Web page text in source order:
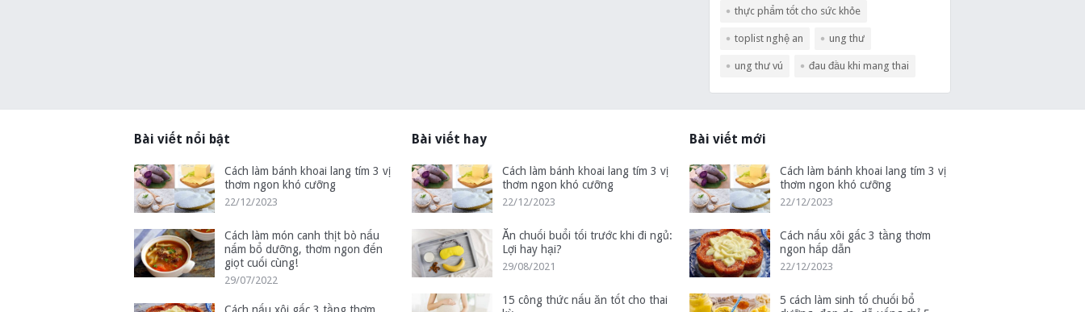
thực phẩm tốt cho sức khỏe
toplist nghệ an ung thư
ung thư vú đau đầu khi mang thai
Bài viết nổi bật
Cách làm bánh khoai lang tím 3 vị
thơm ngon khó cưỡng
22/12/2023
Cách làm món canh thịt bò nấu
nấm bổ dưỡng, thơm ngon đến
giọt cuối cùng!
29/07/2022
Bài viết hay
Cách làm bánh khoai lang tím 3 vị
thơm ngon khó cưỡng
22/12/2023
Ăn chuối buổi tối trước khi đi ngủ:
Lợi hay hại?
29/08/2021
15 công thức nấu ăn tốt cho thai
Bài viết mới
Cách làm bánh khoai lang tím 3 vị
thơm ngon khó cưỡng
22/12/2023
Cách nấu xôi gấc 3 tầng thơm
ngon hấp dẫn
22/12/2023
5 cách làm sinh tố chuối bổ